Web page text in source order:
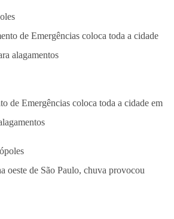
de Emergências coloca toda a cidade em